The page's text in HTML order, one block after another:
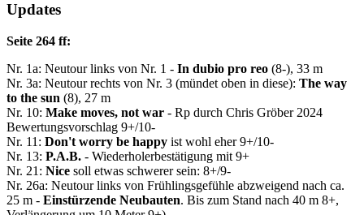
Updates
Seite 264 ff:
Nr. 1a: Neutour links von Nr. 1 - In dubio pro reo (8-), 33 m
Nr. 3a: Neutour rechts von Nr. 3 (mündet oben in diese): The way
to the sun (8), 27 m
Nr. 10: Make moves, not war - Rp durch Chris Gröber 2024
Bewertungsvorschlag 9+/10-
Nr. 11: Don't worry be happy ist wohl eher 9+/10-
Nr. 13: P.A.B. - Wiederholerbestätigung mit 9+
Nr. 21: Nice soll etwas schwerer sein: 8+/9-
Nr. 26a: Neutour links von Frühlingsgefühle abzweigend nach ca.
25 m - Einstürzende Neubauten. Bis zum Stand nach 40 m 8+,